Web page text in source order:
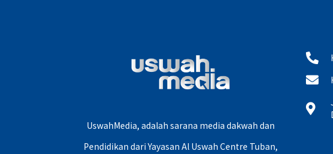
UswahMedia, adalah sarana media dakwah dan
Pendidikan dari Yayasan Al Uswah Centre Tuban,